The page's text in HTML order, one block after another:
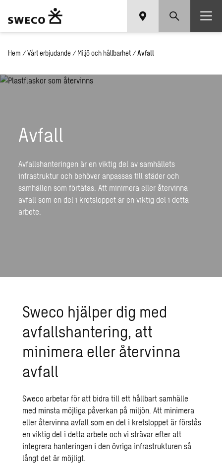
Hem / Vårt erbjudande / Miljö och hållbarhet / Avfall
Avfall
Avfallshanteringen är en viktig del av samhällets
infrastruktur och behöver anpassas till städer och
samhällen som förtätas. Att minimera eller återvinna
avfall som en del i kretsloppet är en viktig del i detta
arbete.
Sweco hjälper dig med
avfallshantering, att
minimera eller återvinna
avfall
Sweco arbetar för att bidra till ett hållbart samhälle
med minsta möjliga påverkan på miljön. Att minimera
eller återvinna avfall som en del i kretsloppet är förstås
en viktig del i detta arbete och vi strävar efter att
integrera hanteringen i den övriga infrastrukturen så
långt det är möjligt.